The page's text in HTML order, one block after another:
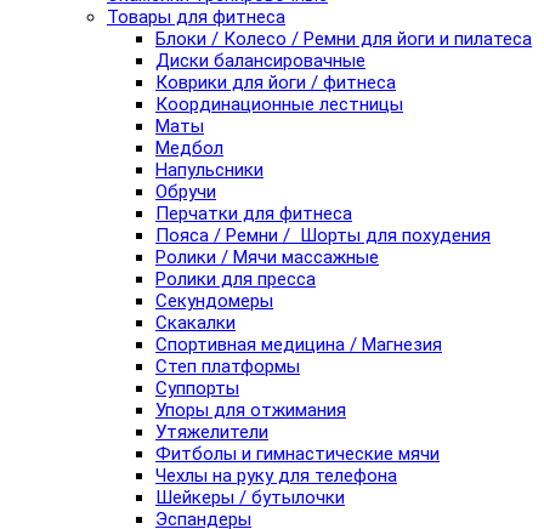
Товары для фитнеса
Блоки / Колесо / Ремни для йоги и пилатеса
Диски балансировачные
Коврики для йоги / фитнеса
Координационные лестницы
Маты
Медбол
Напульсники
Обручи
Перчатки для фитнеса
Пояса / Ремни / Шорты для похудения
Ролики / Мячи массажные
Ролики для пресса
Секундомеры
Скакалки
Спортивная медицина / Магнезия
Степ платформы
Суппорты
Упоры для отжимания
Утяжелители
Фитболы и гимнастические мячи
Чехлы на руку для телефона
Шейкеры / бутылочки
Эспандеры